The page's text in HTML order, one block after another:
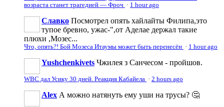
возраста станет трагедией — Фроч · 1 hour ago
Славко Посмотрел опять хайлайты Филипа,это
тупое бревно, ужас-",от Аделае держал такие
плюхи ,Мозес...
Что, опять?! Бой Мозеса Итаумы может быть перенесён · 1 hour ago
Yushchenkivets Чжилея з Санчесом - пройшов.
WBC дал Усику 30 дней. Реакция Кабайела · 2 hours ago
Аlеx А можно натянуть ему уши на трусы? 🤔